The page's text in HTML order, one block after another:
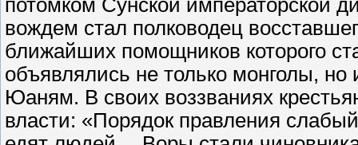
потомком Сунской императорской
вождем стал полководец
ближайших помощников которого
объявлялись не только монголы,
Юаням. В своих воззваниях
власти: «Порядок правления